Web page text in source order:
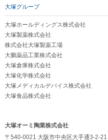
大塚グループ
大塚ホールディングス株式会社
大塚製薬株式会社
株式会社大塚製薬工場
大鵬薬品工業株式会社
大塚倉庫株式会社
大塚化学株式会社
大塚メディカルデバイス株式会社
大塚食品株式会社
大塚オーミ陶業株式会社
〒540-0021 大阪市中央区大手通3-2-21